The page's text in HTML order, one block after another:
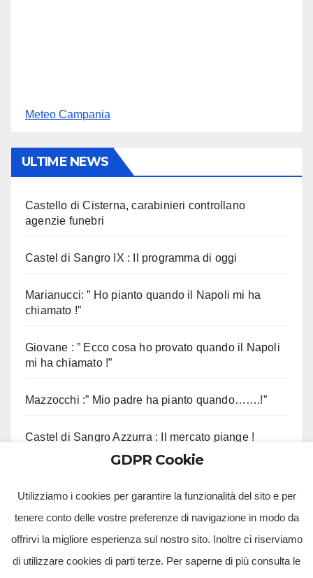
Meteo Campania
ULTIME NEWS
Castello di Cisterna, carabinieri controllano
agenzie funebri
Castel di Sangro IX : Il programma di oggi
Marianucci: ” Ho pianto quando il Napoli mi ha
chiamato !”
Giovane : ” Ecco cosa ho provato quando il Napoli
mi ha chiamato !”
Mazzocchi :” Mio padre ha pianto quando…….!”
Castel di Sangro Azzurra : Il mercato piange !
GDPR Cookie
Utilizziamo i cookies per garantire la funzionalità del sito e per
tenere conto delle vostre preferenze di navigazione in modo da
offrirvi la migliore esperienza sul nostro sito. Inoltre ci riserviamo
di utilizzare cookies di parti terze. Per saperne di più consulta le